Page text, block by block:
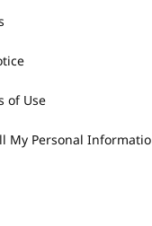
of Use
My Personal